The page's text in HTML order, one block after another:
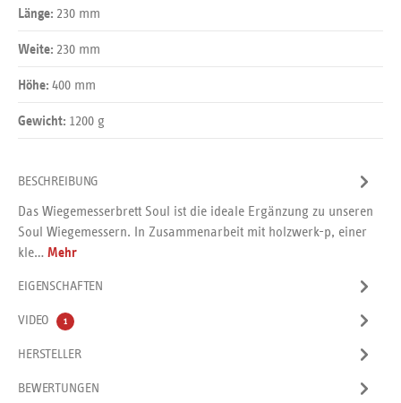
Länge: 230 mm
Weite: 230 mm
Höhe: 400 mm
Gewicht: 1200 g
BESCHREIBUNG
Das Wiegemesserbrett Soul ist die ideale Ergänzung zu unseren
Soul Wiegemessern. In Zusammenarbeit mit holzwerk-p, einer
kle… Mehr
EIGENSCHAFTEN
VIDEO 1
HERSTELLER
BEWERTUNGEN